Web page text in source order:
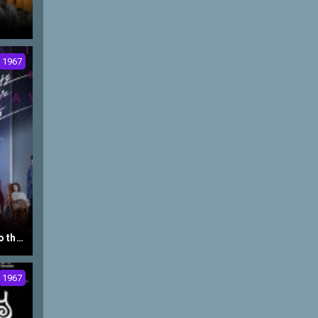
Beasts That Cling to the Straw
1967
1967